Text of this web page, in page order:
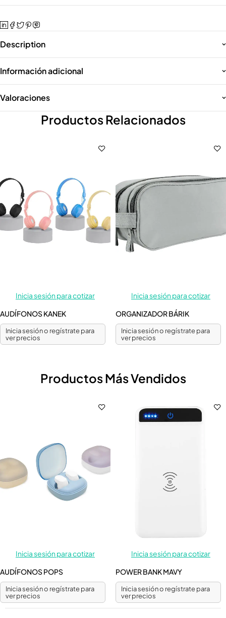
Description
Información adicional
Valoraciones
Productos Relacionados
Inicia sesión para cotizar
AUDÍFONOS KANEK
Inicia sesión o regístrate para
ver precios
Inicia sesión para cotizar
ORGANIZADOR BÁRIK
Inicia sesión o regístrate para
ver precios
Productos Más Vendidos
Inicia sesión para cotizar
AUDÍFONOS POPS
Inicia sesión o regístrate para
ver precios
Inicia sesión para cotizar
POWER BANK MAVY
Inicia sesión o regístrate para
ver precios